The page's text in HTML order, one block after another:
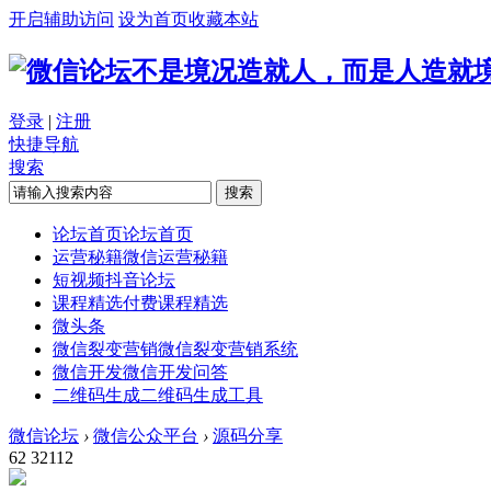
开启辅助访问 设为首页收藏本站
不是境况造就人，而是人造就
登录 | 注册
快捷导航
搜索
搜索
论坛首页论坛首页
运营秘籍微信运营秘籍
短视频抖音论坛
课程精选付费课程精选
微头条
微信裂变营销微信裂变营销系统
微信开发微信开发问答
二维码生成二维码生成工具
微信论坛 › 微信公众平台 › 源码分享
62 32112